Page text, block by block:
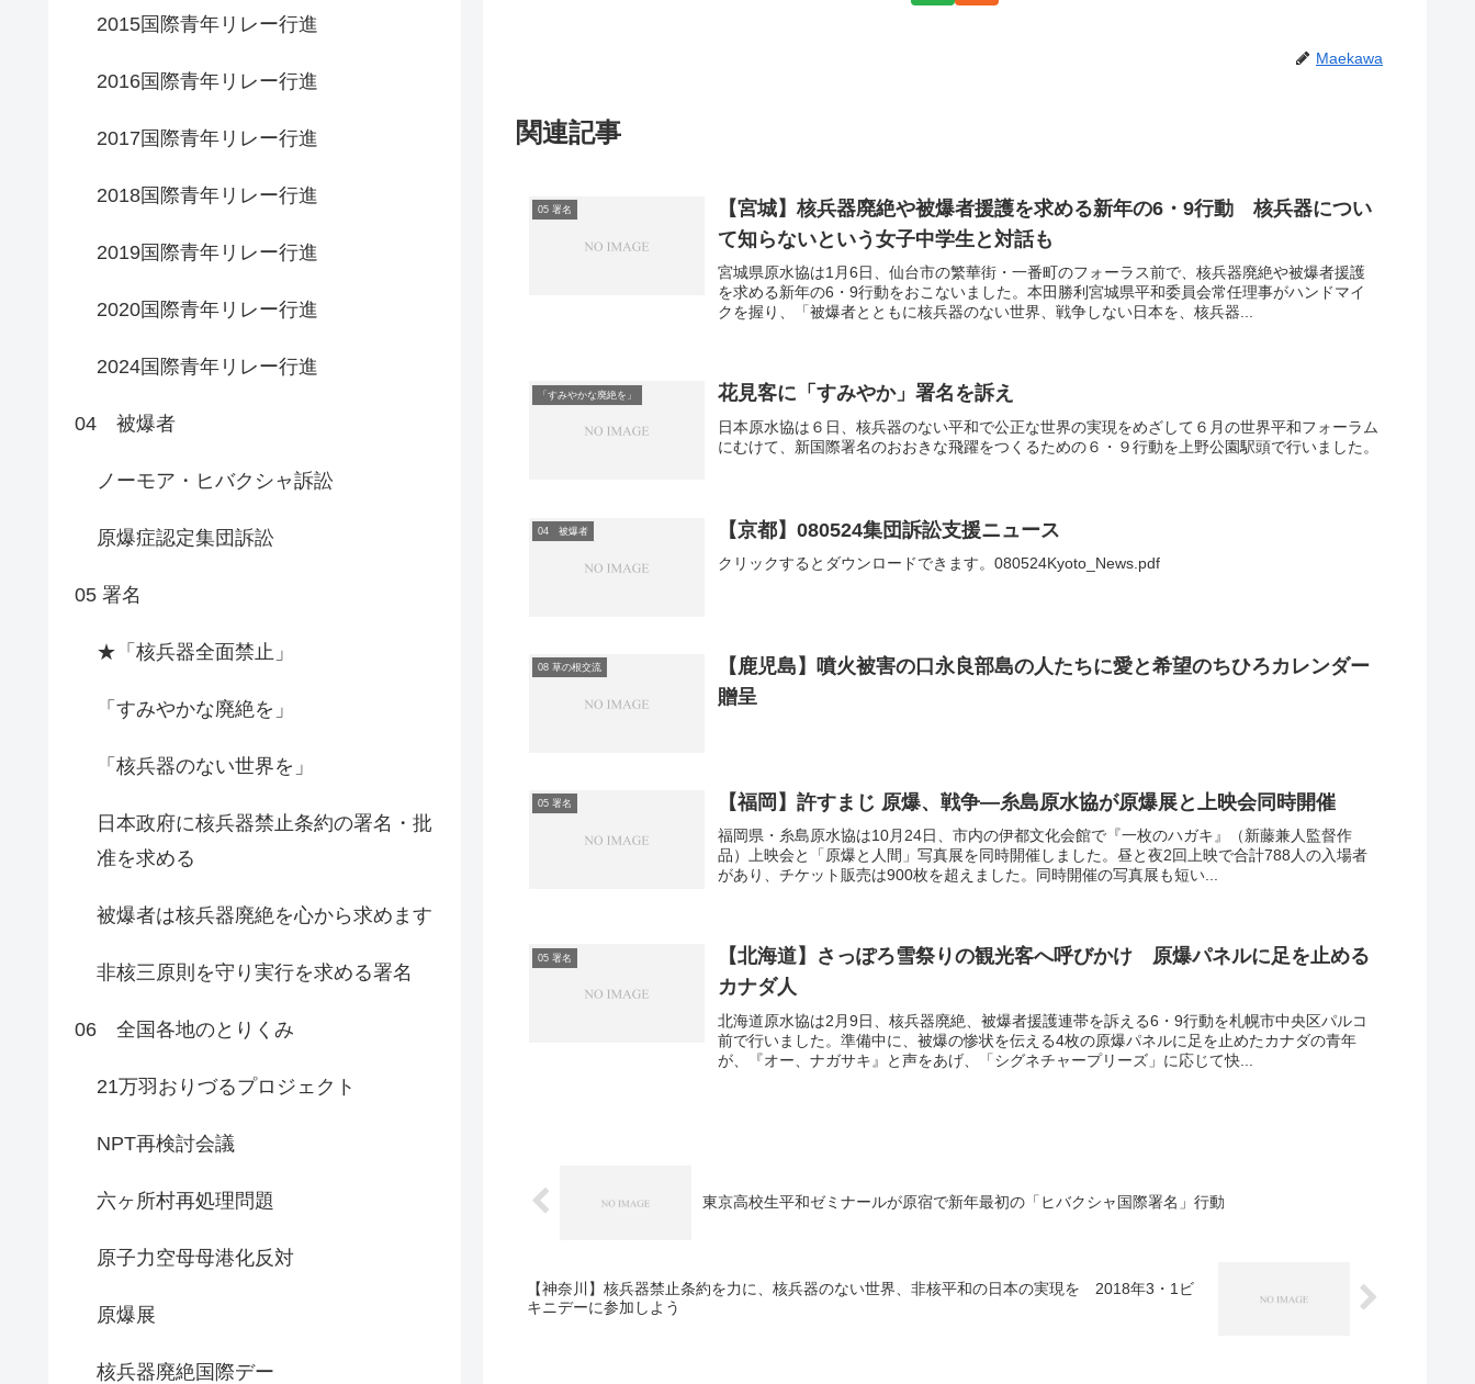
Maekawa
関連記事
05 署名
【宮城】核兵器廃絶や被爆者援護を求める新年の6・9行動 核兵器につい
て知らないという女子中学生と対話も
宮城県原水協は1月6日、仙台市の繁華街・一番町のフォーラス前で、核兵器廃絶や被爆者援護
を求める新年の6・9行動をおこないました。本田勝利宮城県平和委員会常任理事がハンドマイ
クを握り、「被爆者とともに核兵器のない世界、戦争しない日本を、核兵器...
「すみやかな廃絶を」 花見客に「すみやか」署名を訴え
日本原水協は６日、核兵器のない平和で公正な世界の実現をめざして６月の世界平和フォーラム
にむけて、新国際署名のおおきな飛躍をつくるための６・９行動を上野公園駅頭で行いました。
04 被爆者 【京都】080524集団訴訟支援ニュース
クリックするとダウンロードできます。080524Kyoto_News.pdf
08 草の根交流
【鹿児島】噴火被害の口永良部島の人たちに愛と希望のちひろカレンダー
贈呈
05 署名 【福岡】許すまじ 原爆、戦争—糸島原水協が原爆展と上映会同時開催
福岡県・糸島原水協は10月24日、市内の伊都文化会館で『一枚のハガキ』（新藤兼人監督作
品）上映会と「原爆と人間」写真展を同時開催しました。昼と夜2回上映で合計788人の入場者
があり、チケット販売は900枚を超えました。同時開催の写真展も短い...
05 署名
【北海道】さっぽろ雪祭りの観光客へ呼びかけ 原爆パネルに足を止める
カナダ人
北海道原水協は2月9日、核兵器廃絶、被爆者援護連帯を訴える6・9行動を札幌市中央区パルコ
前で行いました。準備中に、被爆の惨状を伝える4枚の原爆パネルに足を止めたカナダの青年
が、『オー、ナガサキ』と声をあげ、「シグネチャープリーズ」に応じて快...
東京高校生平和ゼミナールが原宿で新年最初の「ヒバクシャ国際署名」行動
【神奈川】核兵器禁止条約を力に、核兵器のない世界、非核平和の日本の実現を 2018年3・1ビ
キニデーに参加しよう
2015国際青年リレー行進
2016国際青年リレー行進
2017国際青年リレー行進
2018国際青年リレー行進
2019国際青年リレー行進
2020国際青年リレー行進
2024国際青年リレー行進
04 被爆者
ノーモア・ヒバクシャ訴訟
原爆症認定集団訴訟
05 署名
★「核兵器全面禁止」
「すみやかな廃絶を」
「核兵器のない世界を」
日本政府に核兵器禁止条約の署名・批
准を求める
被爆者は核兵器廃絶を心から求めます
非核三原則を守り実行を求める署名
06 全国各地のとりくみ
21万羽おりづるプロジェクト
NPT再検討会議
六ヶ所村再処理問題
原子力空母母港化反対
原爆展
核兵器廃絶国際デー